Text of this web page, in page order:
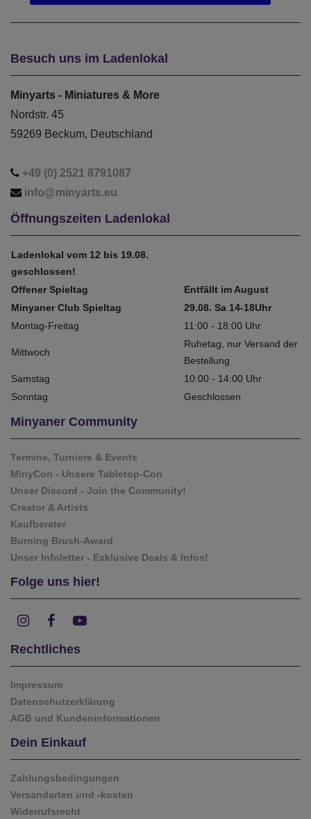
Besuch uns im Ladenlokal
Minyarts - Miniatures & More
Nordstr. 45
59269 Beckum, Deutschland
+49 (0) 2521 8791087
info@minyarts.eu
Öffnungszeiten Ladenlokal
Ladenlokal vom 12 bis 19.08.
geschlossen!
Offener Spieltag
Entfällt im August
Minyaner Club Spieltag
29.08. Sa 14-18Uhr
Montag-Freitag
11:00 - 18:00 Uhr
Mittwoch
Ruhetag, nur Versand der
Bestellung
Samstag
10:00 - 14:00 Uhr
Sonntag
Geschlossen
Minyaner Community
Termine, Turniere & Events
MinyCon - Unsere Tabletop-Con
Unser Discord - Join the Community!
Creator & Artists
Kaufberater
Burning Brush-Award
Unser Infoletter - Exklusive Deals & Infos!
Folge uns hier!
Rechtliches
Impressum
Datenschutzerklärung
AGB und Kundeninformationen
Dein Einkauf
Zahlungsbedingungen
Versandarten und -kosten
Widerrufsrecht